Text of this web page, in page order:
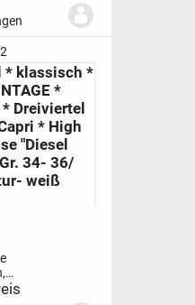
&
46- 48
* klassisch *
*
Dreiviertel
* High
"Diesel
34- 36/
weiß
und